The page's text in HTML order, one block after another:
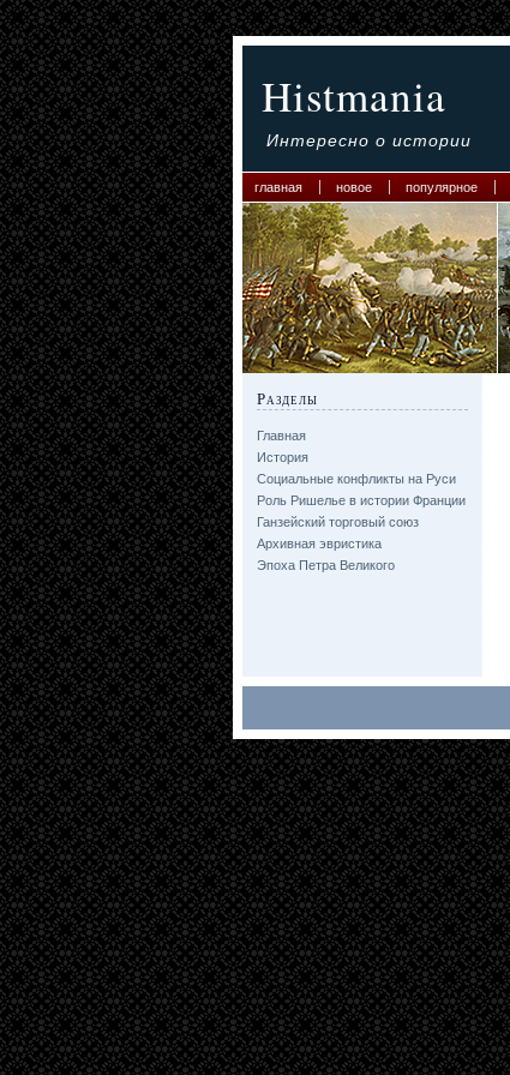
Histmania
Интересно о истории
главная новое популярное
Разделы
Главная
История
Социальные конфликты на Руси
Роль Ришелье в истории Франции
Ганзейский торговый союз
Архивная эвристика
Эпоха Петра Великого